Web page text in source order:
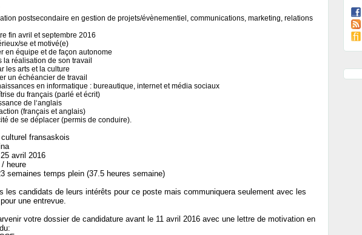
postsecondaire en gestion de projets/évènementiel, communications, marketing, relations
fin avril et septembre 2016
se et motivé(e)
en équipe et de façon autonome
la réalisation de son travail
les arts et la culture
un échéancier de travail
en informatique : bureautique, internet et média sociaux
du français (parlé et écrit)
de l‘anglais
(français et anglais)
de se déplacer (permis de conduire).
fransaskois
avril 2016
heure
semaines temps plein (37.5 heures semaine)
les candidats de leurs intérêts pour ce poste mais communiquera seulement avec les
une entrevue.
votre dossier de candidature avant le 11 avril 2016 avec une lettre de motivation en